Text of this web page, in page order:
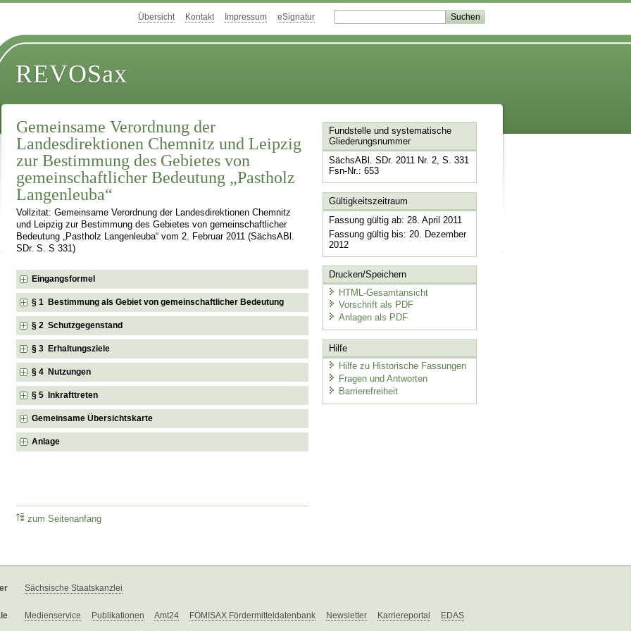
Übersicht Kontakt Impressum eSignatur
REVOSax
Gemeinsame Verordnung der
Landesdirektionen Chemnitz und Leipzig
zur Bestimmung des Gebietes von
gemeinschaftlicher Bedeutung „Pastholz
Langenleuba“
Vollzitat: Gemeinsame Verordnung der Landesdirektionen Chemnitz
und Leipzig zur Bestimmung des Gebietes von gemeinschaftlicher
Bedeutung „Pastholz Langenleuba“ vom 2. Februar 2011 (SächsABl.
SDr. S. S 331)
Eingangsformel
§ 1 Bestimmung als Gebiet von gemeinschaftlicher Bedeutung
§ 2 Schutzgegenstand
§ 3 Erhaltungsziele
§ 4 Nutzungen
§ 5 Inkrafttreten
Gemeinsame Übersichtskarte
Anlage
zum Seitenanfang
Fundstelle und systematische
Gliederungsnummer
SächsABl. SDr. 2011 Nr. 2, S. 331
Fsn-Nr.: 653
Gültigkeitszeitraum
Fassung gültig ab: 28. April 2011
Fassung gültig bis: 20. Dezember
2012
Drucken/Speichern
HTML-Gesamtansicht
Vorschrift als PDF
Anlagen als PDF
Hilfe
Hilfe zu Historische Fassungen
Fragen und Antworten
Barrierefreiheit
Sächsische Staatskanzlei
Medienservice Publikationen Amt24 FÖMISAX Fördermitteldatenbank Newsletter Karriereportal EDAS